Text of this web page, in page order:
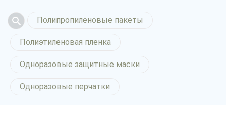
Полипропиленовые пакеты
Полиэтиленовая пленка
Одноразовые защитные маски
Одноразовые перчатки